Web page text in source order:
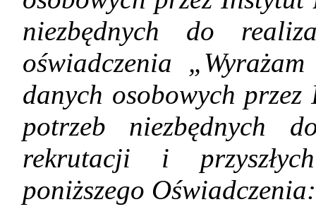
niezbędnych do
oświadczenia
danych osobowych
potrzeb niezbędnych
rekrutacji i
poniższego Oświadczenia: